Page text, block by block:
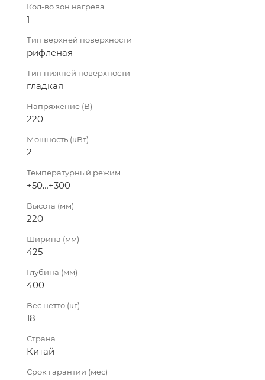
Кол-во зон нагрева
1
Тип верхней поверхности
рифленая
Тип нижней поверхности
гладкая
Напряжение (В)
220
Мощность (кВт)
2
Температурный режим
+50…+300
Высота (мм)
220
Ширина (мм)
425
Глубина (мм)
400
Вес нетто (кг)
18
Страна
Китай
Срок гарантии (мес)